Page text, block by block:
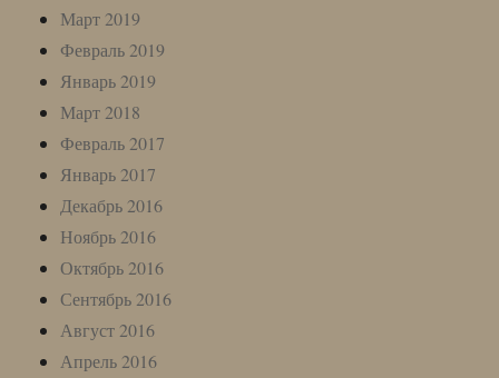
Март 2019
Февраль 2019
Январь 2019
Март 2018
Февраль 2017
Январь 2017
Декабрь 2016
Ноябрь 2016
Октябрь 2016
Сентябрь 2016
Август 2016
Апрель 2016